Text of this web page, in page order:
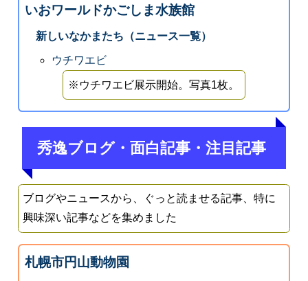
いおワールドかごしま水族館
新しいなかまたち（ニュース一覧）
ウチワエビ
※ウチワエビ展示開始。写真1枚。
秀逸ブログ・面白記事・注目記事
ブログやニュースから、ぐっと読ませる記事、特に
興味深い記事などを集めました
札幌市円山動物園